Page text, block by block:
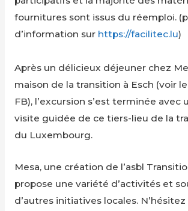
fournitures sont issus du réemploi.
d’information sur https://facilitec.lu)
Après un délicieux déjeuner chez
maison de la transition à Esch (voir
FB), l’excursion s’est terminée avec
visite guidée de ce tiers-lieu de la
du Luxembourg.
Mesa, une création de l’asbl
propose une variété d’activités et
d’autres initiatives locales. N’hésitez